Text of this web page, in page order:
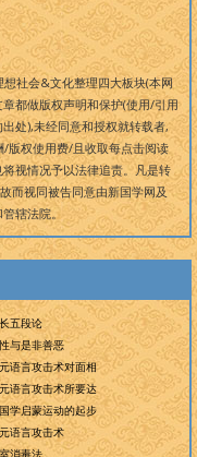
社会&文化整理四大板块(本网
都做版权声明和保护(使用/引用
处),未经同意和授权就转载者,
版权使用费/且收取每点击阅读
视情况予以法律追责。凡是转
而视同被告同意由新国学网及
辖法院。
五段论
与是非善恶
语言攻击术对面相
语言攻击术所要达
学启蒙运动的起步
语言攻击术
消毒法